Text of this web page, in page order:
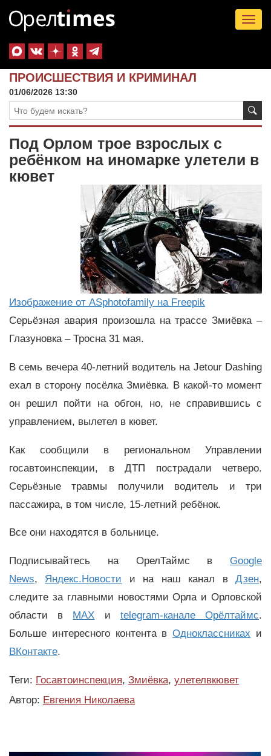
ПРОИСШЕСТВИЯ И КРИМИНАЛ
01/06/2026 13:30
Под Орлом трое взрослых с
ребёнком на иномарке улетели в
кювет
Изображение от ASphotofamily на Freepik
Серьёзная авария произошла на трассе Змиёвка –
Глазуновка – Тросна 31 мая.
В семь вечера 40-летний водитель на Jetour Dashing
ехал в сторону посёлка Змиёвка. В какой-то момент
он решил пойти на обгон, но, не справившись с
управлением, вылетел в кювет.
Как сообщили в региональном Управлении
госавтоинспекции, в ДТП пострадали четверо.
Серьёзные травмы получили водитель и три
пассажира, в том числе, 15-летний ребёнок.
Все они находятся в больнице.
Подписывайтесь на ОрелТаймс в Google
News, Яндекс.Новости и на наш канал вДзен,
следите за главными новостями Орла и Орловской
области в MAX и telegram-канале Орёлтаймс.
Больше интересного контента вОдноклассниках и
ВКонтакте.
Теги: Госавтоинспекция, Змиёвка, улетелвкювет
Автор: Евгения Николаева